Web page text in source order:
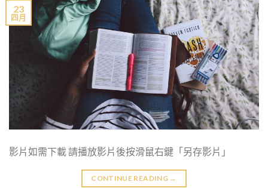
23
四月
影片如需下載 請播放影片後按滑鼠右鍵「另存影片」
CONTINUE READING →